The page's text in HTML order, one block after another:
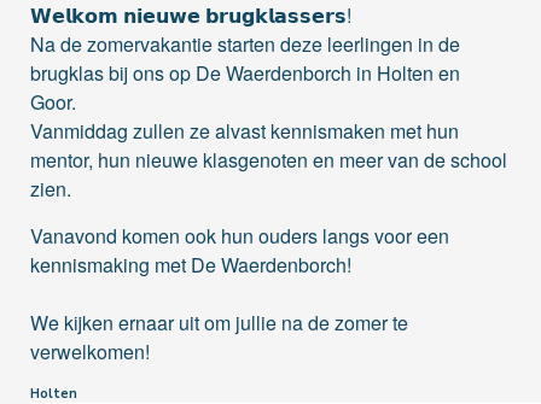
𝗪𝗲𝗹𝗸𝗼𝗺 𝗻𝗶𝗲𝘂𝘄𝗲 𝗯𝗿𝘂𝗴𝗸𝗹𝗮𝘀𝘀𝗲𝗿𝘀!
Na de zomervakantie starten deze leerlingen in de
brugklas bij ons op De Waerdenborch in Holten en
Goor.
Vanmiddag zullen ze alvast kennismaken met hun
mentor, hun nieuwe klasgenoten en meer van de school
zien.
Vanavond komen ook hun ouders langs voor een
kennismaking met De Waerdenborch!
We kijken ernaar uit om jullie na de zomer te
verwelkomen!
Holten